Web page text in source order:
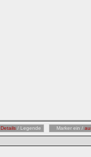
Details / Legende Marker ein /